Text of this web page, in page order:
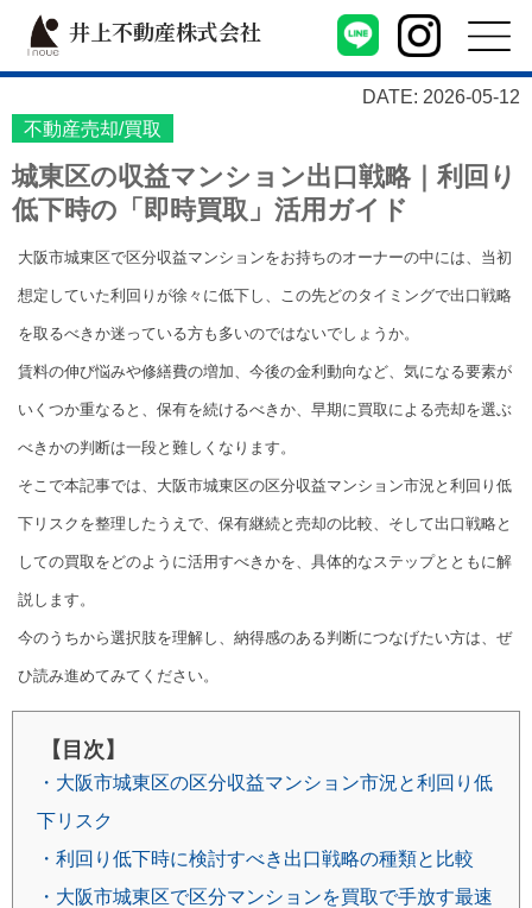
井上不動産株式会社
DATE: 2026-05-12
不動産売却/買取
城東区の収益マンション出口戦略｜利回り
低下時の「即時買取」活用ガイド
大阪市城東区で区分収益マンションをお持ちのオーナーの中には、当初
想定していた利回りが徐々に低下し、この先どのタイミングで出口戦略
を取るべきか迷っている方も多いのではないでしょうか。
賃料の伸び悩みや修繕費の増加、今後の金利動向など、気になる要素が
いくつか重なると、保有を続けるべきか、早期に買取による売却を選ぶ
べきかの判断は一段と難しくなります。
そこで本記事では、大阪市城東区の区分収益マンション市況と利回り低
下リスクを整理したうえで、保有継続と売却の比較、そして出口戦略と
しての買取をどのように活用すべきかを、具体的なステップとともに解
説します。
今のうちから選択肢を理解し、納得感のある判断につなげたい方は、ぜ
ひ読み進めてみてください。
【目次】
・大阪市城東区の区分収益マンション市況と利回り低
下リスク
・利回り低下時に検討すべき出口戦略の種類と比較
・大阪市城東区で区分マンションを買取で手放す最速